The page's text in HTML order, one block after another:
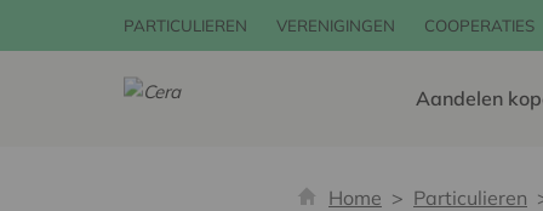
PARTICULIEREN VERENIGINGEN COOPERATIES
Aandelen
Home Particulieren